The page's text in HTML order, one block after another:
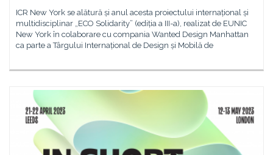
ICR New York se alătură și anul acesta proiectului internațional și
multidisciplinar „ECO Solidarity” (ediția a III-a), realizat de EUNIC
New York în colaborare cu compania Wanted Design Manhattan
ca parte a Târgului Internațional de Design și Mobilă de